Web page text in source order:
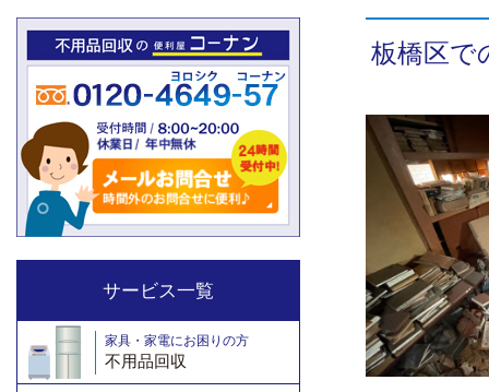
板橋区で
サービス一覧
家具・家電にお困りの方
不用品回収